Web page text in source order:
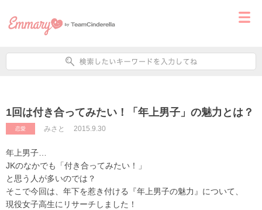
1回は付き合ってみたい！「年上男子」の魅力とは？
恋愛 みさと 2015.9.30
年上男子…
JKのなかでも「付き合ってみたい！」
と思う人が多いのでは？
そこで今回は、年下を惹き付ける『年上男子の魅力』について、
現役女子高生にリサーチしました！